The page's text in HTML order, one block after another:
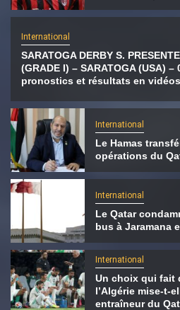
International
SARATOGA DERBY S.
(GRADE I) – SARATOGA (USA)
pronostics et résultats en vidéos
International
Le Hamas
opérations du
International
Le Qatar
bus à Jaramana
International
Un choix qui fait
l’Algérie mise-t-
entraîneur du